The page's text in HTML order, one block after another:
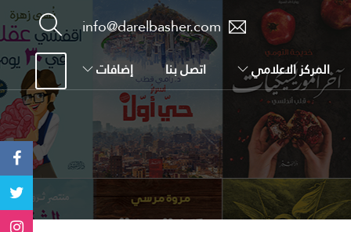
info@darelbasher.com
المركز الاعلامي اتصل بنا إضافات